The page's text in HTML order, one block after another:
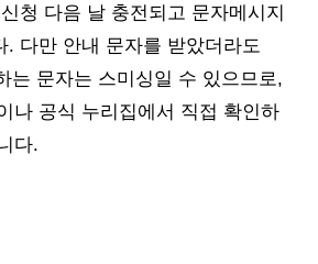
청 다음 날 충전되고 문자메시지
. 다만 안내 문자를 받았더라도
는 문자는 스미싱일 수 있으므로,
나 공식 누리집에서 직접 확인하
다.